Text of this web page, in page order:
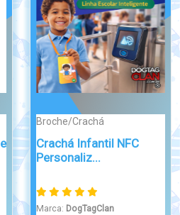
PONTA DE DIAM...
PULSEIRA DE
IDENTIFICAÇÃO ALE...
Marca: DogTagClan